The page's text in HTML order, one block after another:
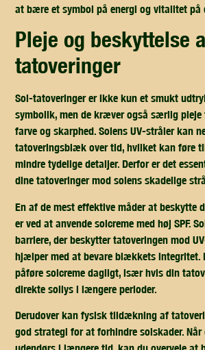
at bære et symbol på energi og vitalitet på
pleje og beskyttelse af sol
tatoveringer
Sol-tatoveringer er ikke kun et smukt
symbolik, men de kræver også særlig pleje
farve og skarphed. Solens UV-stråler kan
tatoveringsblæk over tid, hvilket kan føre
mindre tydelige detaljer. Derfor er det
dine tatoveringer mod solens skadelige
En af de mest effektive måder at beskytte
er ved at anvende solcreme med høj SPF.
barriere, der beskytter tatoveringen mod
hjælper med at bevare blækkets integritet.
påføre solcreme dagligt, især hvis din
direkte sollys i længere perioder.
Derudover kan fysisk tildækning af
god strategi for at forhindre solskader.